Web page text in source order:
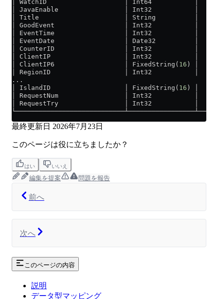
│ WatchID                    │ Int64
│ JavaEnable                 │ Int32
│ Title                      │ String
│ GoodEvent                  │ Int32
│ EventTime                  │ Int32
│ EventDate                  │ Date32
│ CounterID                  │ Int32
│ ClientIP                   │ Int32
│ ClientIP6                  │ FixedString( 16 ) │
│ RegionID                   │ Int32
...
│ IslandID                   │ FixedString( 16 ) │
│ RequestNum                 │ Int32
│ RequestTry                 │ Int32
最終更新日 2026年7月23日
このページは役に立ちましたか？
はい いいえ
編集を提案 問題を報告
前へ
次へ
このページの内容
説明
データ型マッピング